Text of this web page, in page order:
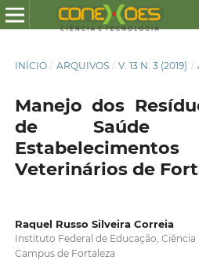
INÍCIO / ARQUIVOS / V. 13 N. 3 (2019) /
Manejo dos
de Saúde
Veterinários de
Raquel Russo Silveira Correia
Instituto Federal de Educação, Ciência
Campus de Fortaleza